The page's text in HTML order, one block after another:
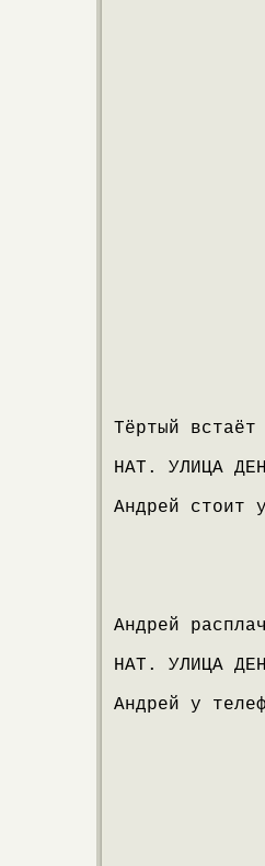
Тёртый
НАТ. УЛИЦА
Андрей стоит
Андрей
НАТ. УЛИЦА
Андрей у